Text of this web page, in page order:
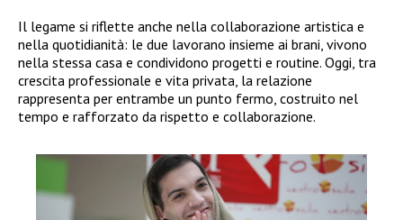
Il legame si riflette anche nella collaborazione artistica e
nella quotidianità: le due lavorano insieme ai brani, vivono
nella stessa casa e condividono progetti e routine. Oggi, tra
crescita professionale e vita privata, la relazione
rappresenta per entrambe un punto fermo, costruito nel
tempo e rafforzato da rispetto e collaborazione.